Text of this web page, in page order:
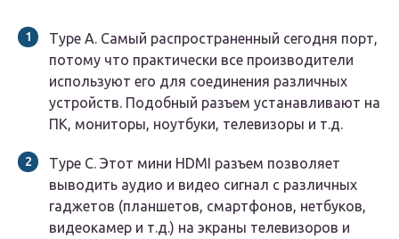
Type A. Самый распространенный сегодня порт,
потому что практически все производители
используют его для соединения различных
устройств. Подобный разъем устанавливают на
ПК, мониторы, ноутбуки, телевизоры и т.д.
Type C. Этот мини HDMI разъем позволяет
выводить аудио и видео сигнал с различных
гаджетов (планшетов, смартфонов, нетбуков,
видеокамер и т.д.) на экраны телевизоров и